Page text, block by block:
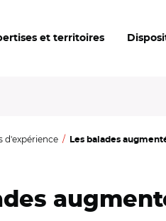
et territoires
d'expérience Les balades